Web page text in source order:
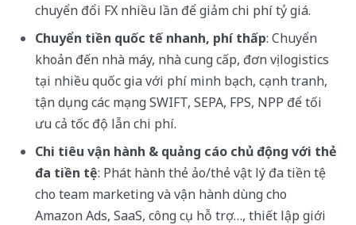
chuyển đổi FX nhiều lần để giảm chi phí tỷ giá.
Chuyển tiền quốc tế nhanh, phí thấp: Chuyển
khoản đến nhà máy, nhà cung cấp, đơn vị logistics
tại nhiều quốc gia với phí minh bạch, cạnh tranh,
tận dụng các mạng SWIFT, SEPA, FPS, NPP để tối
ưu cả tốc độ lẫn chi phí.
Chi tiêu vận hành & quảng cáo chủ động với thẻ
đa tiền tệ: Phát hành thẻ ảo/thẻ vật lý đa tiền tệ
cho team marketing và vận hành dùng cho
Amazon Ads, SaaS, công cụ hỗ trợ…, thiết lập giới